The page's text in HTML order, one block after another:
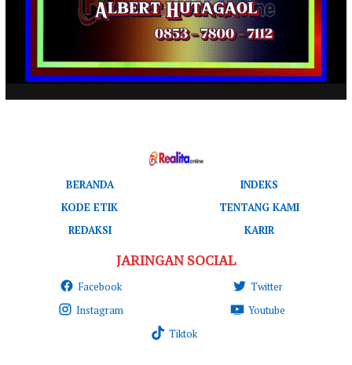
BERANDA
INDEKS
KODE ETIK
TENTANG KAMI
REDAKSI
KARIR
JARINGAN SOCIAL
Facebook
Twitter
Instagram
Youtube
Tiktok